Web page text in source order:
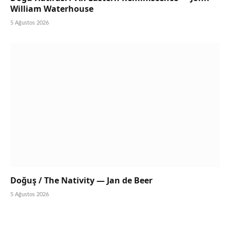
William Waterhouse
5 Ağustos 2026
Doğuş / The Nativity — Jan de Beer
5 Ağustos 2026